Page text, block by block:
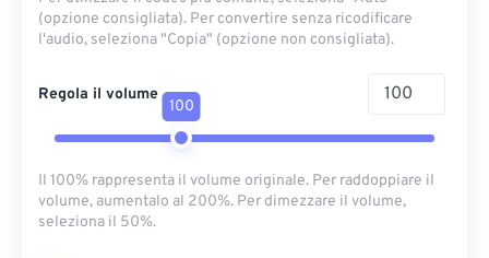
(opzione consigliata). Per convertire senza ricodificare
l'audio, seleziona "Copia" (opzione non consigliata).
Regola il volume
100
Il 100% rappresenta il volume originale. Per raddoppiare il
volume, aumentalo al 200%. Per dimezzare il volume,
seleziona il 50%.